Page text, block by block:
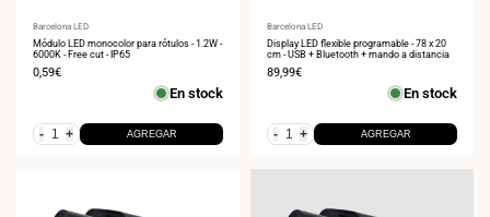
Proveedor:
Barcelona LED
Módulo LED monocolor para rótulos - 1.2W -
6000K - Free cut - IP65
Precio
0,59€
En stock
- + AGREGAR
Proveedor:
Barcelona LED
Display LED flexible programable - 78 x 20
cm - USB + Bluetooth + mando a distancia
Precio
89,99€
En stock
- + AGREGAR